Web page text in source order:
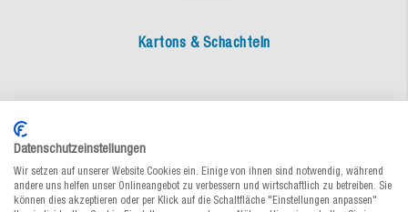
Kartons & Schachteln
Datenschutzeinstellungen
Wir setzen auf unserer Website Cookies ein. Einige von ihnen sind notwendig, während
andere uns helfen unser Onlineangebot zu verbessern und wirtschaftlich zu betreiben. Sie
können dies akzeptieren oder per Klick auf die Schaltfläche "Einstellungen anpassen"